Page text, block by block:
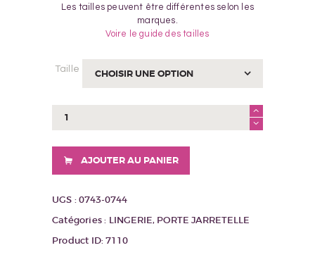
Les tailles peuvent être différentes selon les
marques.
Voire le guide des tailles
Taille
AJOUTER AU PANIER
UGS :0743-0744
Catégories : LINGERIE, PORTE JARRETELLE
Product ID:7110